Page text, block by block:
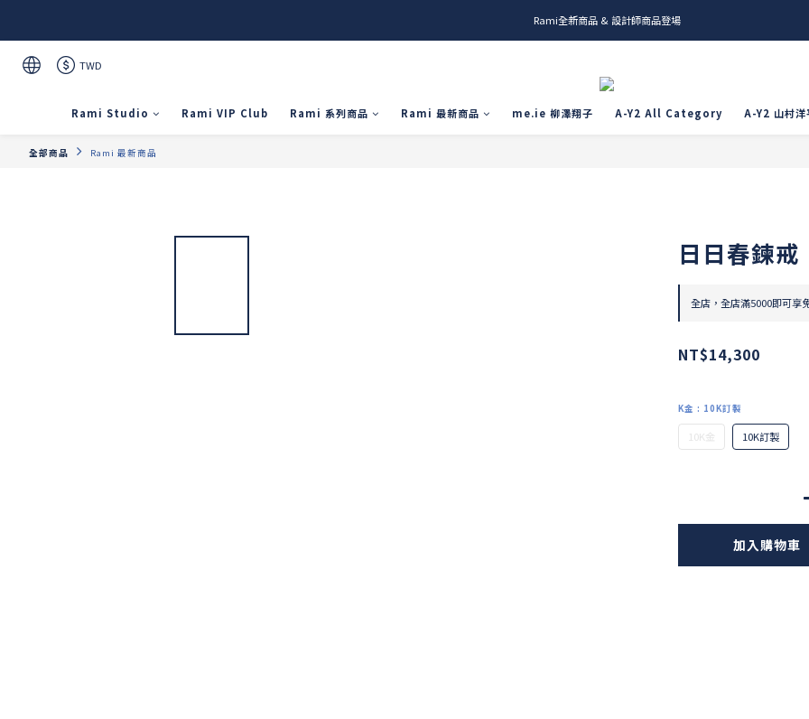
me.ie & A-Y2 新發售
Rami全新商品 & 設計師商品登場
TWD
Rami Studio Rami VIP Club Rami 系列商品 Rami 最新商品 me.ie 柳澤翔子 A-Y2 All Category A-Y2 山村洋
全部商品 Rami 最新商品
日日春鍊戒
全店，全店滿5000即可享
NT$14,300
K金 : 10K訂製
10K金 10K訂製
加入購物車